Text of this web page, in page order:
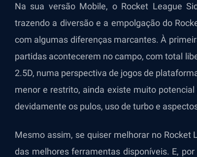
Na sua versão Mobile, o Rocket League
trazendo a diversão e a empolgação do
com algumas diferenças marcantes. À
partidas acontecerem no campo, com total
2.5D, numa perspectiva de jogos de
menor e restrito, ainda existe muito
devidamente os pulos, uso de turbo e
Mesmo assim, se quiser melhorar no Rocket
das melhores ferramentas disponíveis. E,